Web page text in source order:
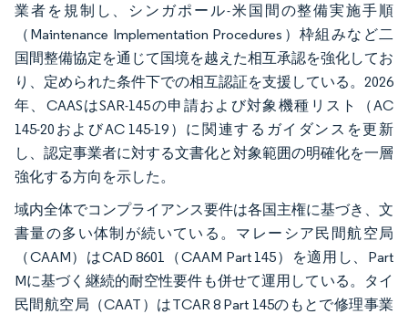
業者を規制し、シンガポール-米国間の整備実施手順
（Maintenance Implementation Procedures）枠組みなど二
国間整備協定を通じて国境を越えた相互承認を強化してお
り、定められた条件下での相互認証を支援している。2026
年、CAASはSAR-145の申請および対象機種リスト（AC
145-20およびAC 145-19）に関連するガイダンスを更新
し、認定事業者に対する文書化と対象範囲の明確化を一層
強化する方向を示した。
域内全体でコンプライアンス要件は各国主権に基づき、文
書量の多い体制が続いている。マレーシア民間航空局
（CAAM）はCAD 8601（CAAM Part 145）を適用し、Part
Mに基づく継続的耐空性要件も併せて運用している。タイ
民間航空局（CAAT）はTCAR 8 Part 145のもとで修理事業